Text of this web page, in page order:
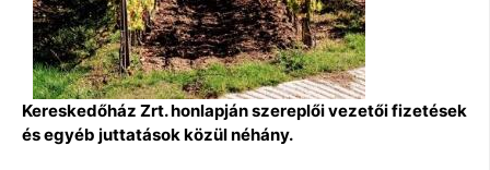
Kereskedőház Zrt. honlapján szereplői vezetői fizetések
és egyéb juttatások közül néhány.